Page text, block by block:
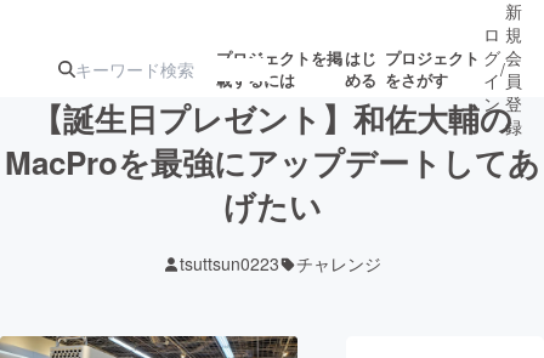
プロジェクトを掲
載するには
はじ
める
プロジェクト
をさがす
注目の新着プロ
ジェクト
募集終了が近いプ
ロ
グ
イ
ン
/
新
規
会
員
登
録
【誕生日プレゼント】和佐大輔の
MacProを最強にアップデートしてあ
げたい
tsuttsun0223 チャレンジ